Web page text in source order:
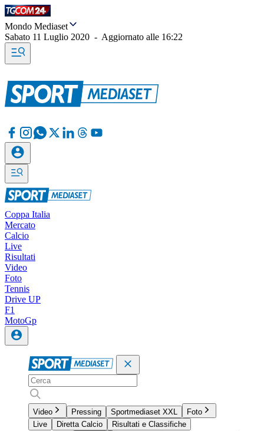
Mondo Mediaset
Sabato 11 Luglio 2020 - Aggiornato alle 16:22
Coppa Italia
Mercato
Calcio
Live
Risultati
Video
Foto
Tennis
Drive UP
F1
MotoGp
Video Pressing Sportmediaset XXL
Foto
Live
Diretta Calcio
Risultati e Classifiche